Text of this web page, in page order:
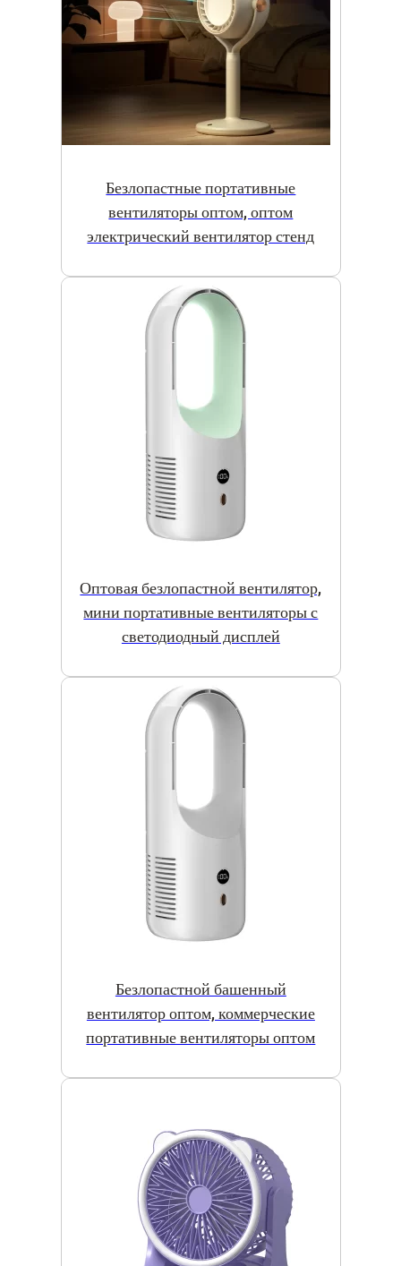
Безлопастные портативные
вентиляторы оптом, оптом
электрический вентилятор стенд
Оптовая безлопастной вентилятор,
мини портативные вентиляторы с
светодиодный дисплей
Безлопастной башенный
вентилятор оптом, коммерческие
портативные вентиляторы оптом